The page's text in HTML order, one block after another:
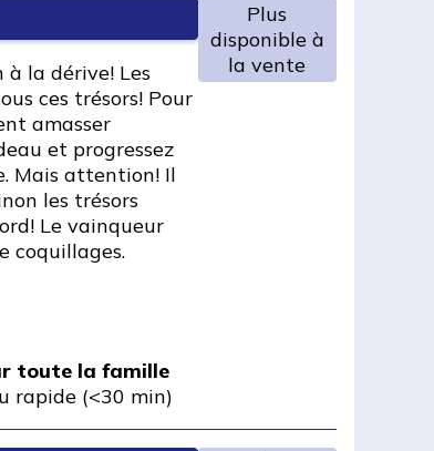
la dérive! Les
ces trésors! Pour
amasser
et progressez
Mais attention! Il
les trésors
Le vainqueur
coquillages.
toute la famille
rapide (<30 min)
Plus
disponible à
la vente